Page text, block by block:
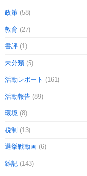
政策 (58)
教育 (27)
書評 (1)
未分類 (5)
活動レポート (161)
活動報告 (89)
環境 (8)
税制 (13)
選挙戦動画 (6)
雑記 (143)